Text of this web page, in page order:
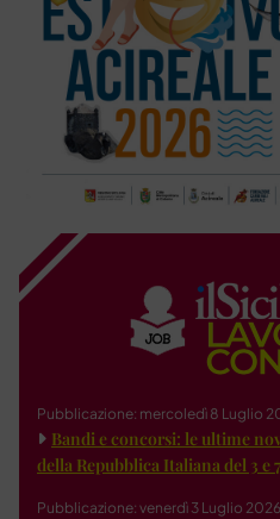
Pubblicazione: mercoledì 8 Luglio
Bandi e concorsi: le ultime
della Repubblica Italiana del 3 e
Pubblicazione: venerdì 3 Luglio 2026